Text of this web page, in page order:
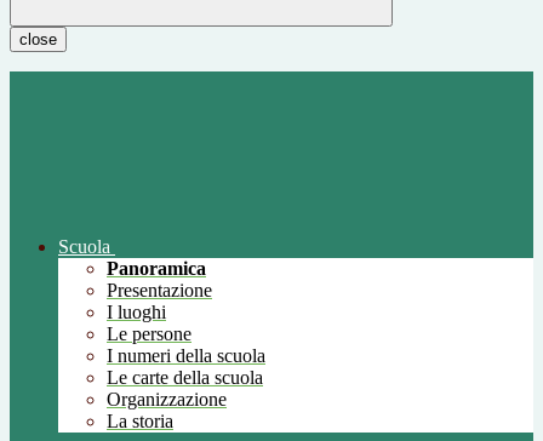
close
Scuola
Panoramica
Presentazione
I luoghi
Le persone
I numeri della scuola
Le carte della scuola
Organizzazione
La storia